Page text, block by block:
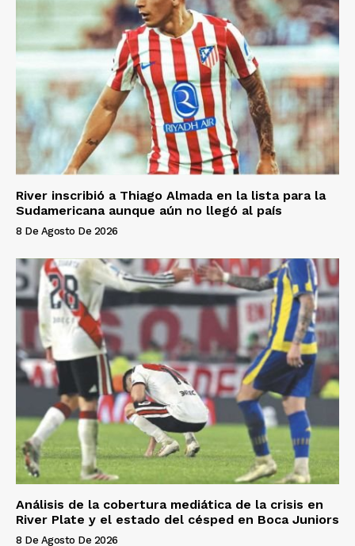
River inscribió a Thiago Almada en la lista para la
Sudamericana aunque aún no llegó al país
8 De Agosto De 2026
Análisis de la cobertura mediática de la crisis en
River Plate y el estado del césped en Boca Juniors
8 De Agosto De 2026